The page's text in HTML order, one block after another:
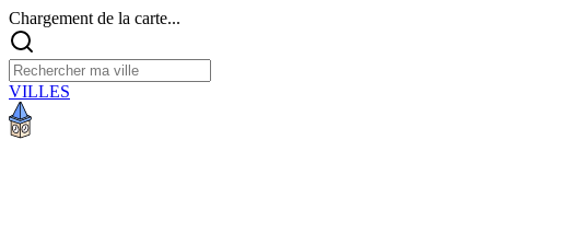
Chargement de la carte...
VILLES